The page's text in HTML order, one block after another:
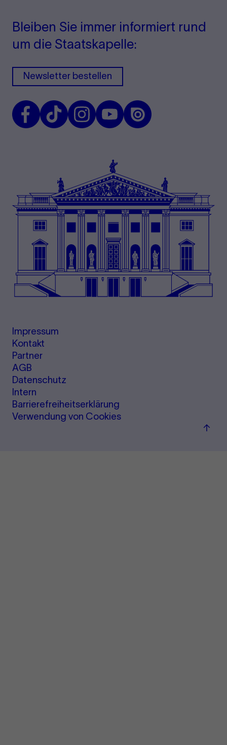
Bleiben Sie immer informiert rund
um die Staatskapelle:
Newsletter bestellen
FacebookTikTok InstagramYoutubeIssuu
Impressum
Kontakt
Partner
AGB
Datenschutz
Intern
Barrierefreiheitserklärung
Verwendung von Cookies
Zum